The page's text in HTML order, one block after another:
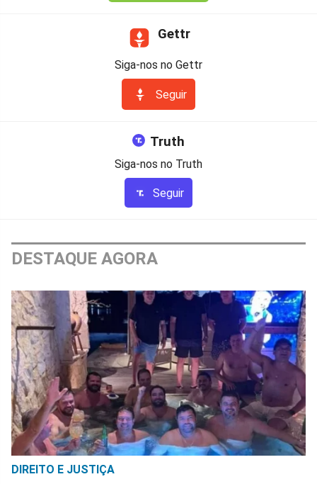
Gettr
Siga-nos no Gettr
Seguir
Truth
Siga-nos no Truth
Seguir
DESTAQUE AGORA
DIREITO E JUSTIÇA